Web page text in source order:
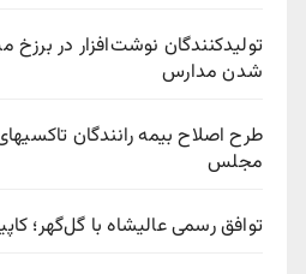
تولیدکنندگان نوشت‌افزار در برزخ
شدن مدارس
طرح اصلاح بیمه رانندگان تاکسیهای
مجلس
توافق رسمی عالیشاه با گل‌گهر؛